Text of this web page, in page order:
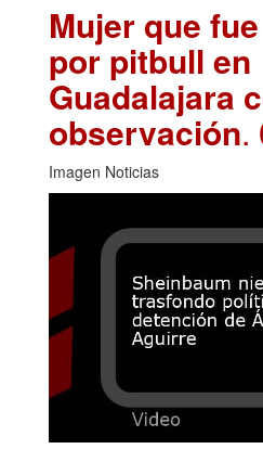
Mujer que
por pitbull en
Guadalajara
observación.
Imagen Noticias